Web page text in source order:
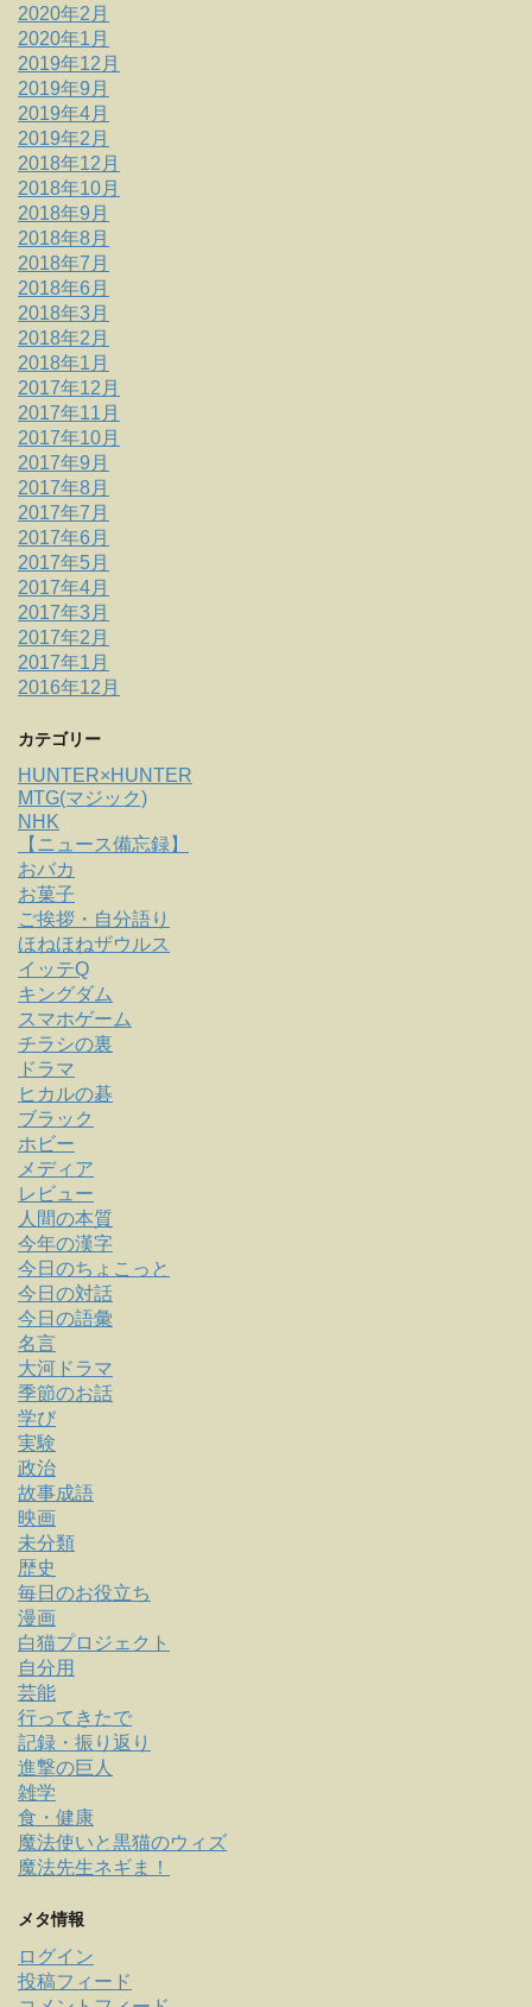
2020年2月
2020年1月
2019年12月
2019年9月
2019年4月
2019年2月
2018年12月
2018年10月
2018年9月
2018年8月
2018年7月
2018年6月
2018年3月
2018年2月
2018年1月
2017年12月
2017年11月
2017年10月
2017年9月
2017年8月
2017年7月
2017年6月
2017年5月
2017年4月
2017年3月
2017年2月
2017年1月
2016年12月
カテゴリー
HUNTER×HUNTER
MTG(マジック)
NHK
【ニュース備忘録】
おバカ
お菓子
ご挨拶・自分語り
ほねほねザウルス
イッテQ
キングダム
スマホゲーム
チラシの裏
ドラマ
ヒカルの碁
ブラック
ホビー
メディア
レビュー
人間の本質
今年の漢字
今日のちょこっと
今日の対話
今日の語彙
名言
大河ドラマ
季節のお話
学び
実験
政治
故事成語
映画
未分類
歴史
毎日のお役立ち
漫画
白猫プロジェクト
自分用
芸能
行ってきたで
記録・振り返り
進撃の巨人
雑学
食・健康
魔法使いと黒猫のウィズ
魔法先生ネギま！
メタ情報
ログイン
投稿フィード